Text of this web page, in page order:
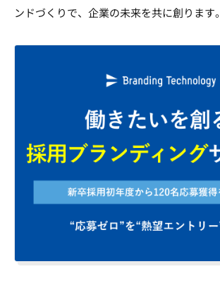
ンドづくりで、企業の未来を共に創ります。